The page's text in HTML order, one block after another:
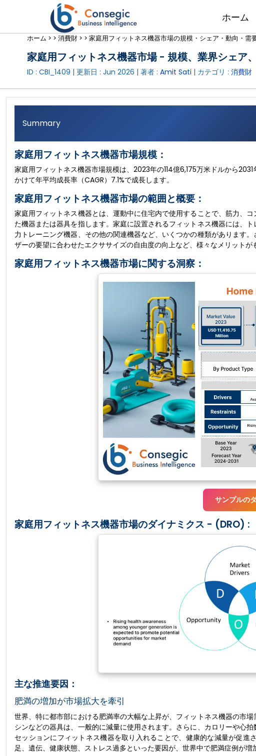
ホーム
ホーム > > 消費財 > > 家庭用フィットネス機器市場の規模・シェア・動向・需
家庭用フィットネス機器市場 - 規模、業界シェア
ID : CBI_1409 | 更新日 : Jun 2026 | 著者 : Amit Sati | カテゴリ : 消費財
Summary
家庭用フィットネス機器市場規模：
家庭用フィットネス機器市場規模は、2023年の114億6,175万米ドルから
かけて年平均成長率（CAGR）7.1%で成長します。
家庭用フィットネス機器市場の範囲と概要：
家庭用フィットネス機器とは、運動中に住宅内で使用することで、筋力、
た機器または器具を指します。家庭に設置されるフィットネス機器には、
力トレーニング機器、その他の関連機器など、いくつかの種類があります
ザーの要望に合わせたエクササイズの自由度の向上など、様々なメリット
家庭用フィットネス機器市場に関する洞察：
サンプルの
家庭用フィットネス機器市場のダイナミクス - (DRO) :
主な推進要因：
肥満の増加が市場拡大を牽引
世界、特に都市部における肥満率の大幅な上昇が、フィットネス機器の市
シンなどの器具は、一般的に減量に使用されます。さらに、カロリーや心
セッションにフィットネス機器を取り入れることで、健康的な減量が促
足、遺伝、健康状態、ストレス過多といった要因が、世界中で肥満症例が増